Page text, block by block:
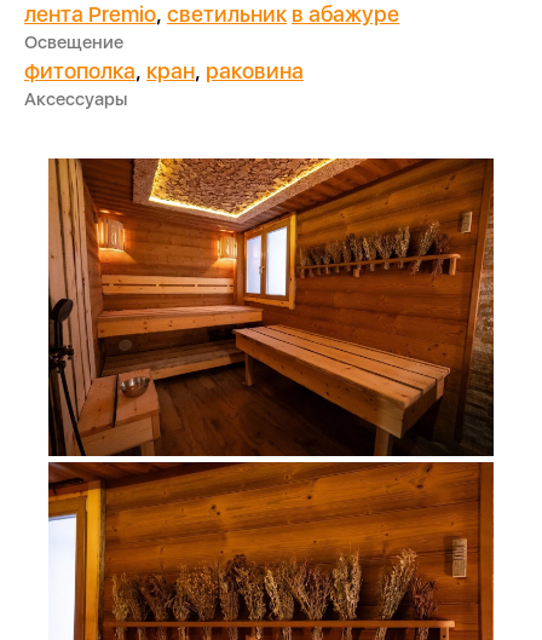
лента Premio, светильник в абажуре
Освещение
фитополка, кран, раковина
Аксессуары